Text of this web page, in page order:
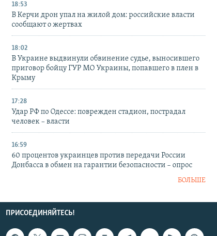
18:53
В Керчи дрон упал на жилой дом: российские власти
сообщают о жертвах
18:02
В Украине выдвинули обвинение судье, выносившего
приговор бойцу ГУР МО Украины, попавшего в плен в
Крыму
17:28
Удар РФ по Одессе: поврежден стадион, пострадал
человек – власти
16:59
60 процентов украинцев против передачи России
Донбасса в обмен на гарантии безопасности – опрос
БОЛЬШЕ
ПРИСОЕДИНЯЙТЕСЬ!